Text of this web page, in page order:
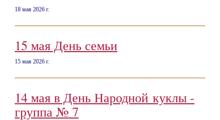
18 мая 2026 г.
15 мая День семьи
15 мая 2026 г.
14 мая в День Народной куклы -
группа № 7